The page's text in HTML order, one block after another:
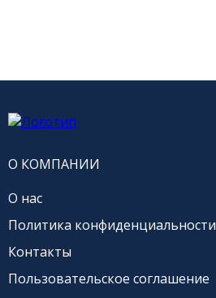
О КОМПАНИИ
О нас
Политика конфиденциальности
Контакты
Пользовательское соглашение